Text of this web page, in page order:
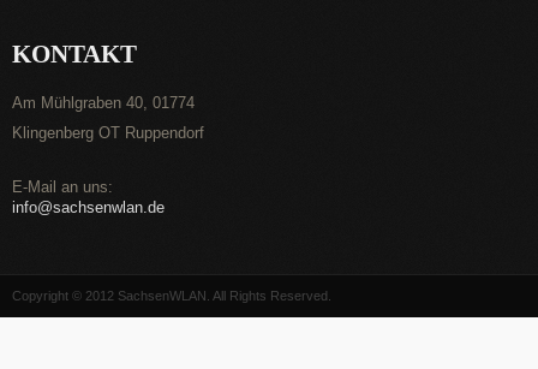
KONTAKT
Am Mühlgraben 40, 01774
Klingenberg OT Ruppendorf
E-Mail an uns:
info@sachsenwlan.de
Copyright © 2012 SachsenWLAN . All Rights Reserved.